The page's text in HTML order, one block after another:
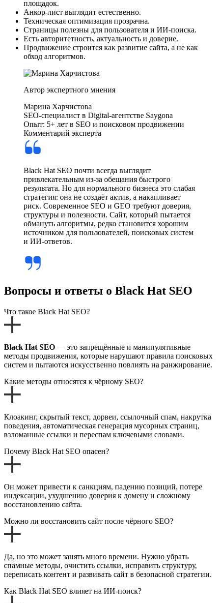
площадок.
Анкор-лист выглядит естественно.
Техническая оптимизация прозрачна.
Страницы полезны для пользователя и ИИ-поиска.
Есть авторитетность, актуальность и доверие.
Продвижение строится как развитие сайта, а не как
обход алгоритмов.
Автор экспертного мнения
Марина Харчистова
SEO-специалист в Digital-агентстве Saygona
Опыт: 5+ лет в SEO и поисковом продвижении
Комментарий эксперта
Black Hat SEO почти всегда выглядит
привлекательным из-за обещания быстрого
результата. Но для нормального бизнеса это слабая
стратегия: она не создаёт актив, а накапливает
риск. Современное SEO и GEO требуют доверия,
структуры и полезности. Сайт, который пытается
обмануть алгоритмы, редко становится хорошим
источником для пользователей, поисковых систем
и ИИ-ответов.
Вопросы и ответы о Black Hat SEO
Что такое Black Hat SEO?
Black Hat SEO — это запрещённые и манипулятивные
методы продвижения, которые нарушают правила поисковых
систем и пытаются искусственно повлиять на ранжирование.
Какие методы относятся к чёрному SEO?
Клоакинг, скрытый текст, дорвеи, ссылочный спам, накрутка
поведения, автоматическая генерация мусорных страниц,
взломанные ссылки и переспам ключевыми словами.
Почему Black Hat SEO опасен?
Он может привести к санкциям, падению позиций, потере
индексации, ухудшению доверия к домену и сложному
восстановлению сайта.
Можно ли восстановить сайт после чёрного SEO?
Да, но это может занять много времени. Нужно убрать
спамные методы, очистить ссылки, исправить структуру,
переписать контент и развивать сайт в безопасной стратегии.
Как Black Hat SEO влияет на ИИ-поиск?